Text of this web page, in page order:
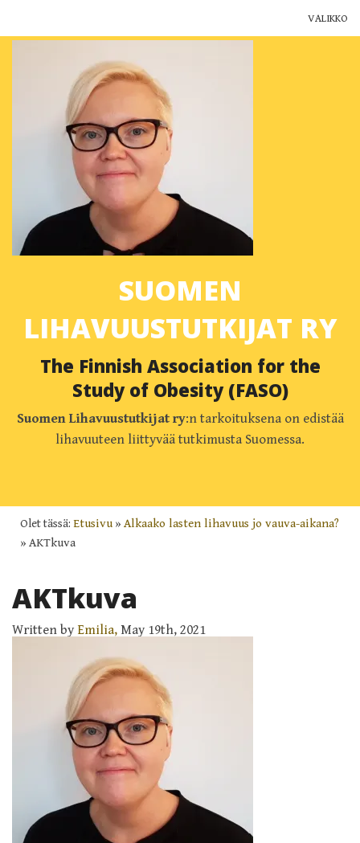
VALIKKO
Ajankohtaista
Yhteystiedot
Muut yhdistykset
SUOMEN
LIHAVUUSTUTKIJAT RY
The Finnish Association for the
Study of Obesity (FASO)
Suomen Lihavuustutkijat ry:n tarkoituksena on edistää
lihavuuteen liittyvää tutkimusta Suomessa.
Olet tässä: Etusivu » Alkaako lasten lihavuus jo vauva-aikana?
» AKTkuva
AKTkuva
Written by Emilia, May 19th, 2021